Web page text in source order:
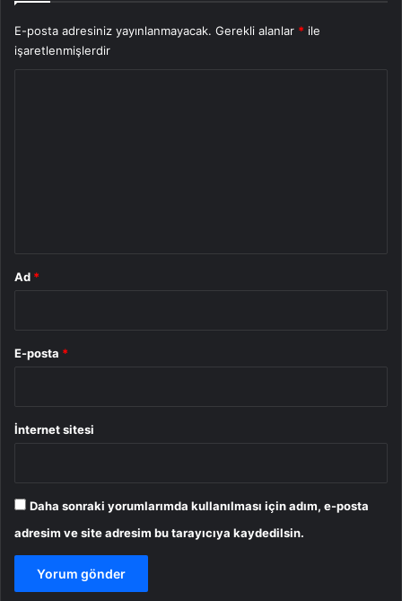
E-posta adresiniz yayınlanmayacak. Gerekli alanlar * ile
işaretlenmişlerdir
Ad *
E-posta *
İnternet sitesi
Daha sonraki yorumlarımda kullanılması için adım, e-posta
adresim ve site adresim bu tarayıcıya kaydedilsin.